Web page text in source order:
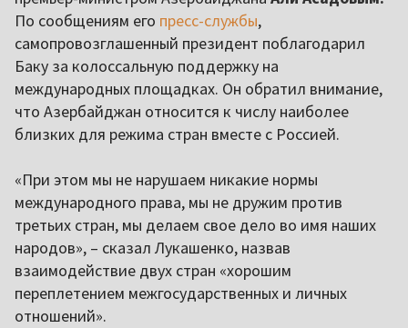
По сообщениям его пресс-службы,
самопровозглашенный президент поблагодарил
Баку за колоссальную поддержку на
международных площадках. Он обратил внимание,
что Азербайджан относится к числу наиболее
близких для режима стран вместе с Россией.
«При этом мы не нарушаем никакие нормы
международного права, мы не дружим против
третьих стран, мы делаем свое дело во имя наших
народов», – сказал Лукашенко, назвав
взаимодействие двух стран «хорошим
переплетением межгосударственных и личных
отношений».